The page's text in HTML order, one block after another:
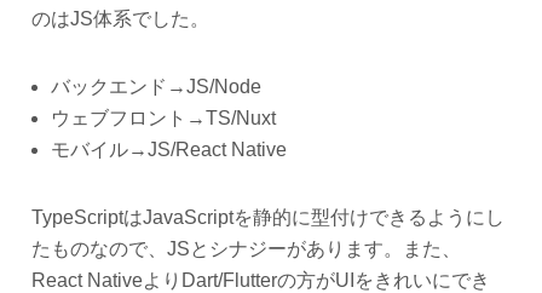
のはJS体系でした。
バックエンド→JS/Node
ウェブフロント→TS/Nuxt
モバイル→JS/React Native
TypeScriptはJavaScriptを静的に型付けできるようにし
たものなので、JSとシナジーがあります。また、
React NativeよりDart/Flutterの方がUIをきれいにでき